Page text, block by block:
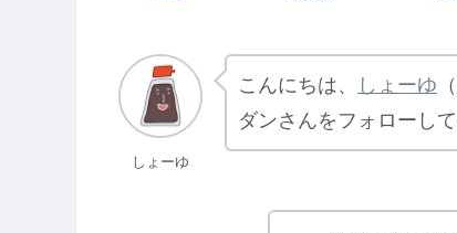
しょーゆ
こんにちは、 しょーゆ （
ダンさんをフォローして